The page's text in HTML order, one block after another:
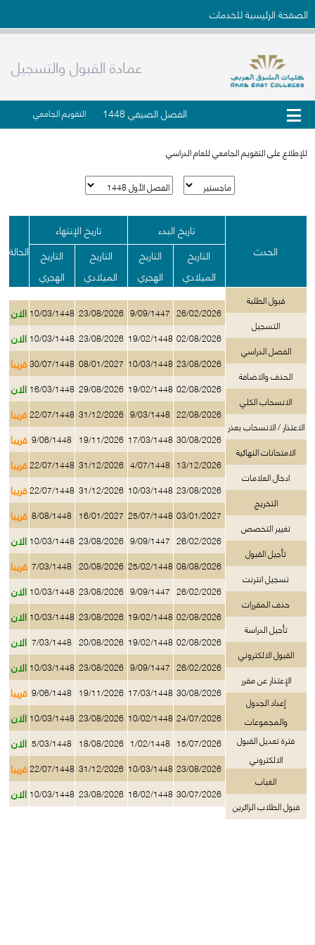
الصفحة الرئيسية للخدمات
عمادة القبول والتسجيل
الفصل الصيفي 1448 التقويم الجامعي
للإطلاع على التقويم الجامعي للعام الدراسي
الحدث
تاريخ البدء
تاريخ الإنتهاء
الحالة
التاريخ
الميلادي
التاريخ
الهجري
التاريخ
الميلادي
التاريخ
الهجري
قبول الطلبة
التسجيل
الفصل الدراسي
الحذف والاضافة
الانسحاب الكلي
الاعتذار / الانسحاب بعذر
الامتحانات النهائية
ادخال العلامات
التخريج
تغيير التخصص
تأجيل القبول
تسجيل انترنت
حذف المقررات
تأجيل الدراسة
القبول الالكتروني
الإعتذار عن مقرر
إعداد الجدول
والمجموعات
فترة تعديل القبول
الالكتروني
الغياب
قبول الطلاب الزائرين
26/02/2026
02/08/2026
23/08/2026
02/08/2026
22/08/2026
30/08/2026
13/12/2026
23/08/2026
03/01/2027
26/02/2026
08/08/2026
26/02/2026
02/08/2026
02/08/2026
26/02/2026
30/08/2026
24/07/2026
15/07/2026
23/08/2026
30/07/2026
9/09/1447
19/02/1448
10/03/1448
19/02/1448
9/03/1448
17/03/1448
4/07/1448
10/03/1448
25/07/1448
9/09/1447
25/02/1448
9/09/1447
19/02/1448
19/02/1448
9/09/1447
17/03/1448
10/02/1448
1/02/1448
10/03/1448
16/02/1448
23/08/2026
23/08/2026
08/01/2027
29/08/2026
31/12/2026
19/11/2026
31/12/2026
31/12/2026
16/01/2027
23/08/2026
20/08/2026
23/08/2026
23/08/2026
20/08/2026
23/08/2026
19/11/2026
23/08/2026
18/08/2026
31/12/2026
23/08/2026
10/03/1448
10/03/1448
30/07/1448
16/03/1448
22/07/1448
9/06/1448
22/07/1448
22/07/1448
8/08/1448
10/03/1448
7/03/1448
10/03/1448
10/03/1448
7/03/1448
10/03/1448
9/06/1448
10/03/1448
5/03/1448
22/07/1448
10/03/1448
الان
الان
قريبا
الان
قريبا
قريبا
قريبا
قريبا
قريبا
الان
قريبا
الان
الان
الان
الان
قريبا
الان
الان
قريبا
الان